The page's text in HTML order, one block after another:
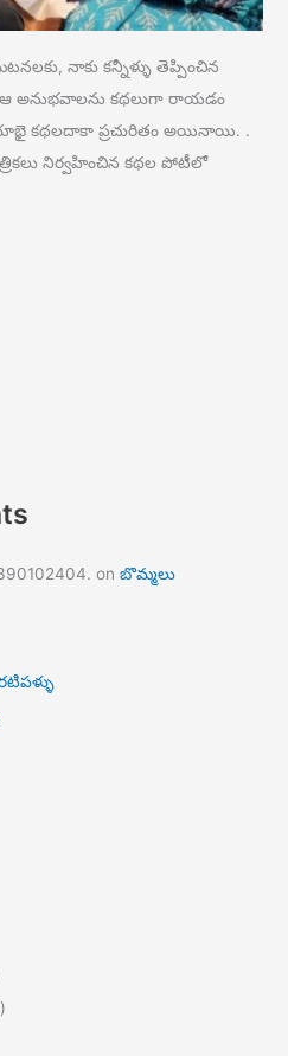
నాకు కన్నీళ్ళు తెప్పించిన
అనుభవాలను కథలుగా రాయడం
యాభై కథలదాకా ప్రచురితం అయినాయి. .
నిర్వహించిన కథల పోటీలో
onబొమ్మలు